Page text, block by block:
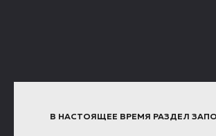
В НАСТОЯЩЕЕ ВРЕМЯ РАЗДЕЛ